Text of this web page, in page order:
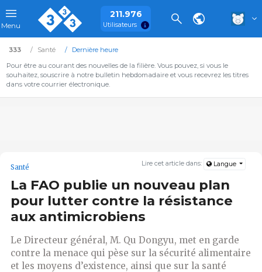
Menu
211.976
Utilisateurs
333 Santé
Dernière heure
Pour être au courant des nouvelles de la filière. Vous pouvez, si vous le
souhaitez, souscrire à notre bulletin hebdomadaire et vous recevrez les titres
dans votre courrier électronique.
Lire cet article dans: Langue
Santé
La FAO publie un nouveau plan
pour lutter contre la résistance
aux antimicrobiens
Le Directeur général, M. Qu Dongyu, met en garde
contre la menace qui pèse sur la sécurité alimentaire
et les moyens d’existence, ainsi que sur la santé